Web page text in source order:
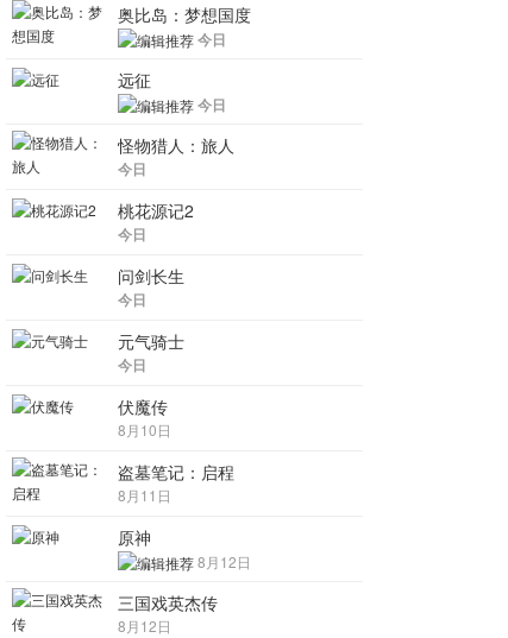
奥比岛：梦想国度
今日
远征
今日
怪物猎人：旅人
今日
桃花源记2
今日
问剑长生
今日
元气骑士
今日
伏魔传
8月10日
盗墓笔记：启程
8月11日
原神
8月12日
三国戏英杰传
8月12日